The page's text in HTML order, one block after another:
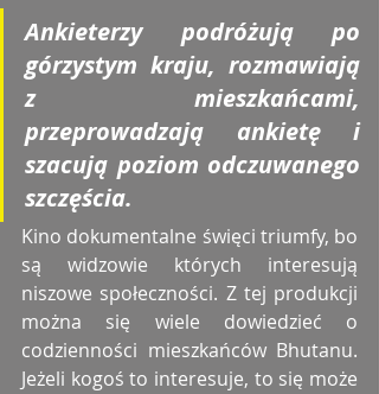
Ankieterzy podróżują po
górzystym kraju, rozmawiają
z mieszkańcami,
przeprowadzają ankietę i
szacują poziom odczuwanego
szczęścia.
Kino dokumentalne święci triumfy, bo
są widzowie których interesują
niszowe społeczności. Z tej produkcji
można się wiele dowiedzieć o
codzienności mieszkańców Bhutanu.
Jeżeli kogoś to interesuje, to się może